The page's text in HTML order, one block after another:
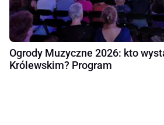
Ogrody Muzyczne 2026: kto
Królewskim? Program